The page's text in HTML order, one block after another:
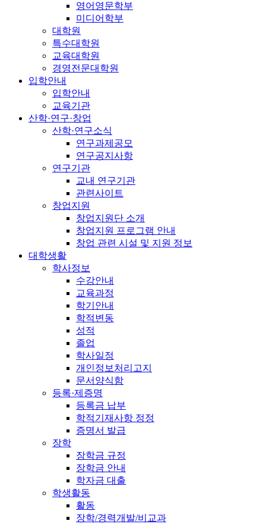
영어영문학부
미디어학부
대학원
특수대학원
교육대학원
경영전문대학원
입학안내
입학안내
교육기관
산학·연구·창업
산학·연구소식
연구과제공모
연구공지사항
연구기관
교내 연구기관
관련사이트
창업지원
창업지원단 소개
창업지원 프로그램 안내
창업 관련 시설 및 지원 정보
대학생활
학사정보
수강안내
교육과정
학기안내
학적변동
성적
졸업
학사일정
개인정보처리고지
문서양식함
등록·제증명
등록금 납부
학적기재사항 정정
증명서 발급
장학
장학금 규정
장학금 안내
학자금 대출
학생활동
활동
장학/경력개발/비교과